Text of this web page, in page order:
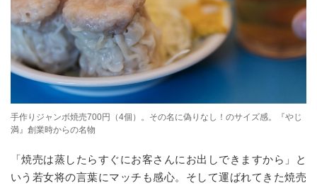
手作りジャンボ焼売700円（4個）。その名に偽りなし！のサイズ感。『やじ
満』創業時からの名物
「焼売は蒸したらすぐにお客さんにお出しできますから」と
いう若女将の言葉にマッチも感心。そして運ばれてきた焼売